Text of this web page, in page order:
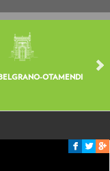
OTAMENDI